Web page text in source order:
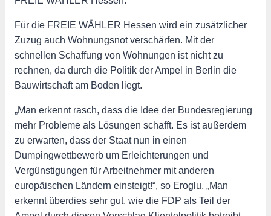
Für die FREIE WÄHLER Hessen wird ein zusätzlicher
Zuzug auch Wohnungsnot verschärfen. Mit der
schnellen Schaffung von Wohnungen ist nicht zu
rechnen, da durch die Politik der Ampel in Berlin die
Bauwirtschaft am Boden liegt.
„Man erkennt rasch, dass die Idee der Bundesregierung
mehr Probleme als Lösungen schafft. Es ist außerdem
zu erwarten, dass der Staat nun in einen
Dumpingwettbewerb um Erleichterungen und
Vergünstigungen für Arbeitnehmer mit anderen
europäischen Ländern einsteigt!“, so Eroglu. „Man
erkennt überdies sehr gut, wie die FDP als Teil der